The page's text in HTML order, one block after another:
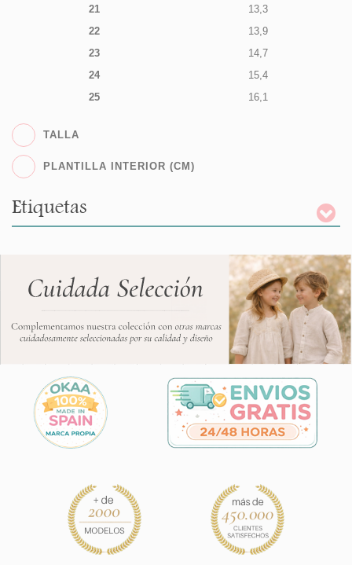
21
13,3
22
13,9
23
14,7
24
15,4
25
16,1
TALLA
PLANTILLA INTERIOR (CM)
Etiquetas